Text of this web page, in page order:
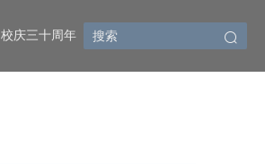
校庆三十周年